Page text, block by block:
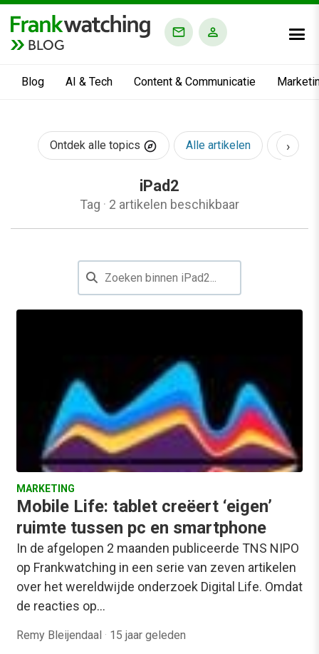
BLOG
Blog AI & Tech Content & Communicatie
Ontdek alle topics Alle artikelen AI &
›
iPad2
Tag · 2 artikelen beschikbaar
MARKETING
Mobile Life: tablet creëert ‘eigen’
ruimte tussen pc en smartphone
In de afgelopen 2 maanden publiceerde TNS NIPO
op Frankwatching in een serie van zeven artikelen
over het wereldwijde onderzoek Digital Life. Omdat
de reacties op…
Remy Bleijendaal · 15 jaar geleden